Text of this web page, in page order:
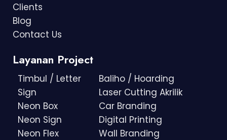
Clients
Blog
Contact Us
Layanan Project
Timbul / Letter
Sign
Neon Box
Neon Sign
Neon Flex
Baliho / Hoarding
Laser Cutting Akrilik
Car Branding
Digital Printing
Wall Branding